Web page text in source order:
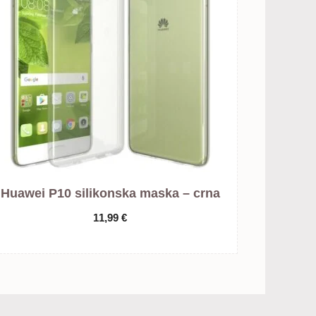
Huawei P10 silikonska maska – crna
11,99 €